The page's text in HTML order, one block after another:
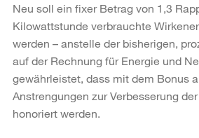
Neu soll ein fixer Betrag von 1,3
Kilowattstunde verbrauchte
werden – anstelle der bisherigen,
auf der Rechnung für Energie und
gewährleistet, dass mit dem Bonus
Anstrengungen zur Verbesserung
honoriert werden.